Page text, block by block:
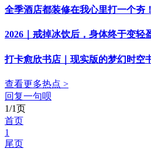
全季酒店都装修在我心里打一个夯！
2026｜戒掉冰饮后，身体终于变轻
打卡愈欣书店｜现实版的梦幻时空
查看更多热点 >
回复一句呗
1/1页
首页
1
尾页